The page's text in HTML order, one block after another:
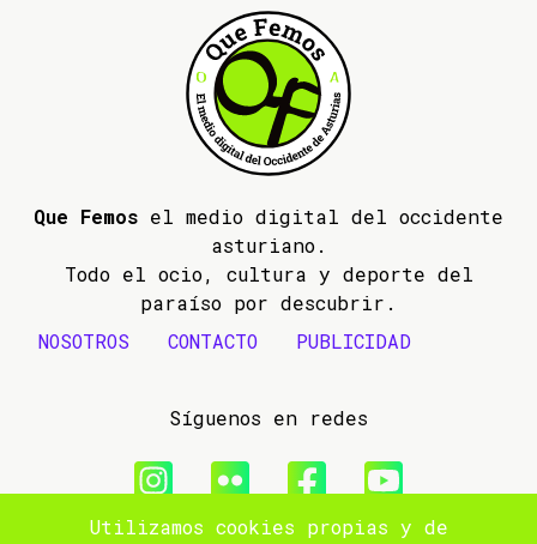
Que Femos el medio digital del occidente
asturiano.
Todo el ocio, cultura y deporte del
paraíso por descubrir.
NOSOTROS
CONTACTO PUBLICIDAD
Síguenos en redes
Utilizamos cookies propias y de